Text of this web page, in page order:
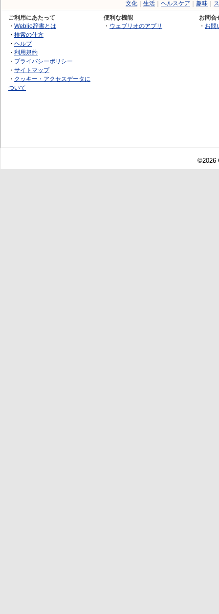
文化
生活 ヘルスケア 趣味
ご利用にあたって
・ Weblio辞書とは
・ 検索の仕方
・ ヘルプ
・ 利用規約
・ プライバシーポリシー
・ サイトマップ
・ クッキー・アクセスデータに
ついて
便利な機能
・ ウェブリオのアプリ
お問合
・ お問
©2026